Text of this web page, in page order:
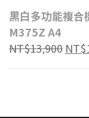
黑白多功能複
M375Z A4
NT$13,900 原
NT$